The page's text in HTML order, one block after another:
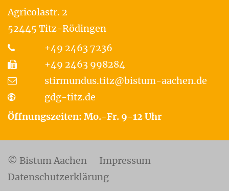
Agricolastr. 2
52445 Titz-Rödingen
+49 2463 7236
+49 2463 998284
stirmundus.titz@bistum-aachen.de
gdg-titz.de
Öffnungszeiten: Mo.-Fr. 9-12 Uhr
© Bistum Aachen
Impressum
Datenschutzerklärung